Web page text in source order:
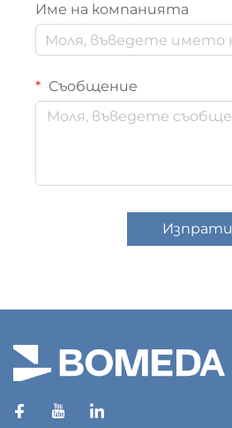
Име на компанията
Съобщение
Изпрати